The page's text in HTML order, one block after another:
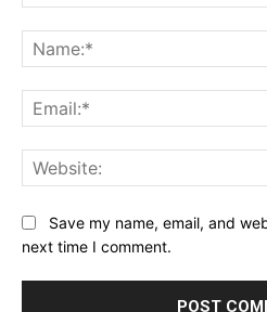
Save my name, email, and
next time I comment.